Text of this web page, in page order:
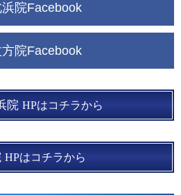
院Facebook
院Facebook
院 HPはコチラから
HPはコチラから